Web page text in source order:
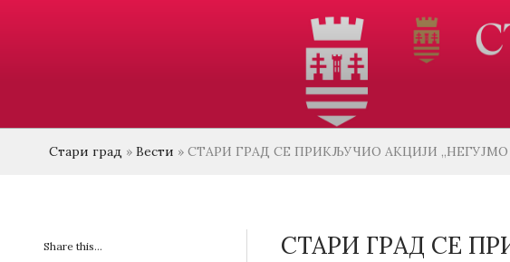
Стари град » Вести » СТАРИ ГРАД СЕ ПРИКЉУЧИО АКЦИЈИ
Share this... СТАРИ ГРАД СЕ